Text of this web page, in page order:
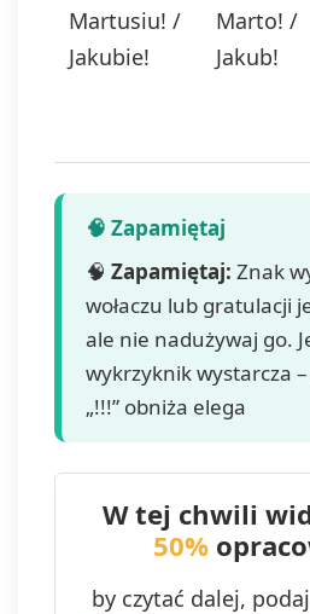
Martusiu! /
Jakubie!
Marto! /
Jakub!
🧠 Zapamiętaj: Znak
wołaczu lub gratulacji
ale nie nadużywaj go.
wykrzyknik wystarcza
„!!!” obniża elega
W tej chwili
50%
by czytać dalej,